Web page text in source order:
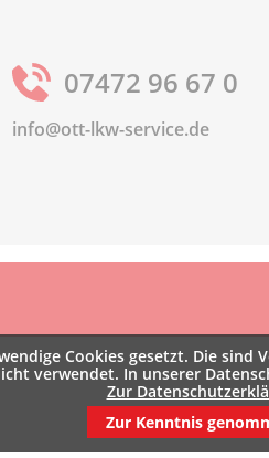
07472 96 67 0
info@ott-lkw-service.de
Cookies gesetzt. Die
verwendet. In unserer
Zur
Zur Kenntnis